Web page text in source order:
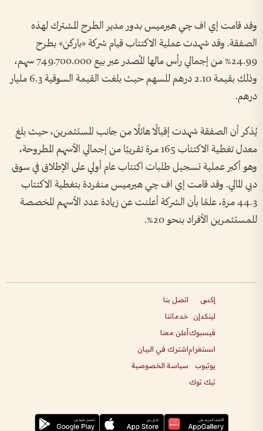
وقد قامت إي اف چي هيرميس بدور مدير الطرح المشترك لهذه
الصفقة. وقد شهدت عملية الاكتتاب قيام شركة «باركن» بطرح
24.99% من إجمالي رأس مالها المُصدر عبر بيع 749.700.000 سهم،
وذلك بقيمة 2.10 درهم للسهم حيث بلغت القيمة السوقية 6.3 مليار
درهم.
يُذكر أن الصفقة شهدت إقبالًا هائلًا من جانب المستثمرين، حيث بلغ
معدل تغطية الاكتتاب 165 مرة تقريبًا من إجمالي الأسهم المطروحة،
وهو أكبر عملية تسجيل طلبات اكتتاب عام أولي على الإطلاق في سوق
دبي المالي. وقد قامت إي اف چي هيرميس منفردة بتغطية الاكتتاب
44.3 مرة، علمًا بأن الشركة أعلنت عن زيادة عدد الأسهم المخصصة
للمستثمرين الأفراد بنحو 20%.
إكس
لينكدإن
فيسبوك
انستغرام
يوتيوب
تيك توك
اتصل بنا
خدماتنا
أعلن معنا
اشترك في البيان
سياسة الخصوصية